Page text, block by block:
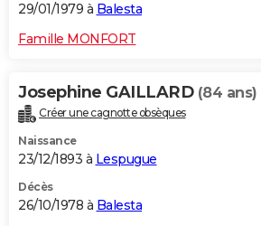
29/01/1979 à Balesta
Famille MONFORT
Josephine GAILLARD (84 ans)
Créer une cagnotte obsèques
Naissance
23/12/1893 à Lespugue
Décès
26/10/1978 à Balesta